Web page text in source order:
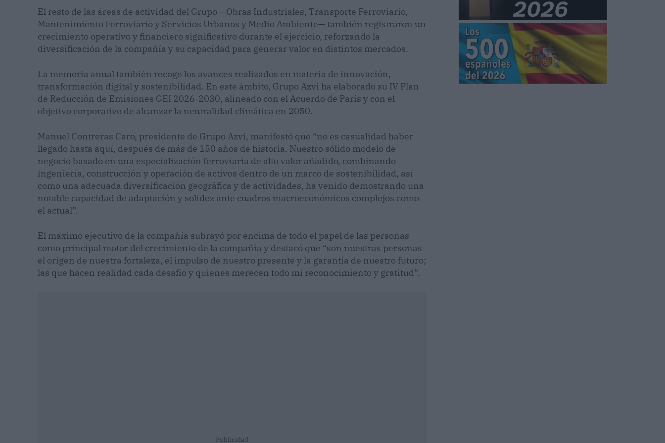
El resto de las áreas de actividad del Grupo —Obras Industriales, Transporte Ferroviario,
Mantenimiento Ferroviario y Servicios Urbanos y Medio Ambiente— también registraron un
crecimiento operativo y financiero significativo durante el ejercicio, reforzando la
diversificación de la compañía y su capacidad para generar valor en distintos mercados.
La memoria anual también recoge los avances realizados en materia de innovación,
transformación digital y sostenibilidad. En este ámbito, Grupo Azvi ha elaborado su IV Plan
de Reducción de Emisiones GEI 2026-2030, alineado con el Acuerdo de París y con el
objetivo corporativo de alcanzar la neutralidad climática en 2050.
Manuel Contreras Caro, presidente de Grupo Azvi, manifestó que “no es casualidad haber
llegado hasta aquí, después de más de 150 años de historia. Nuestro sólido modelo de
negocio basado en una especialización ferroviaria de alto valor añadido, combinando
ingeniería, construcción y operación de activos dentro de un marco de sostenibilidad, así
como una adecuada diversificación geográfica y de actividades, ha venido demostrando una
notable capacidad de adaptación y solidez ante cuadros macroeconómicos complejos como
el actual”.
El máximo ejecutivo de la compañía subrayó por encima de todo el papel de las personas
como principal motor del crecimiento de la compañía y destacó que “son nuestras personas
el origen de nuestra fortaleza, el impulso de nuestro presente y la garantía de nuestro futuro;
las que hacen realidad cada desafío y quienes merecen todo mi reconocimiento y gratitud”.
Publicidad